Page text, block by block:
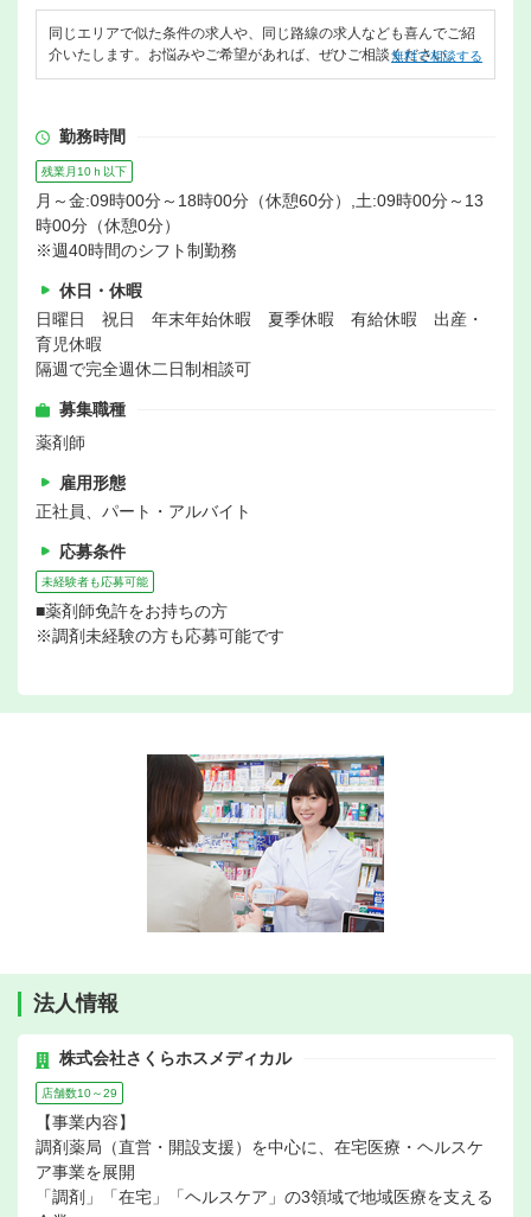
同じエリアで似た条件の求人や、同じ路線の求人なども喜んでご紹
介いたします。お悩みやご希望があれば、ぜひご相談ください。
無料で相談する
勤務時間
残業月10ｈ以下
月～金:09時00分～18時00分（休憩60分）,土:09時00分～13
時00分（休憩0分）
※週40時間のシフト制勤務
休日・休暇
日曜日 祝日 年末年始休暇 夏季休暇 有給休暇 出産・
育児休暇
隔週で完全週休二日制相談可
募集職種
薬剤師
雇用形態
正社員、パート・アルバイト
応募条件
未経験者も応募可能
■薬剤師免許をお持ちの方
※調剤未経験の方も応募可能です
法人情報
株式会社さくらホスメディカル
店舗数10～29
【事業内容】
調剤薬局（直営・開設支援）を中心に、在宅医療・ヘルスケ
ア事業を展開
「調剤」「在宅」「ヘルスケア」の3領域で地域医療を支える